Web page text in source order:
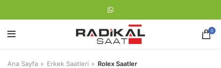
0
Ana Sayfa Erkek Saatleri Rolex Saatler